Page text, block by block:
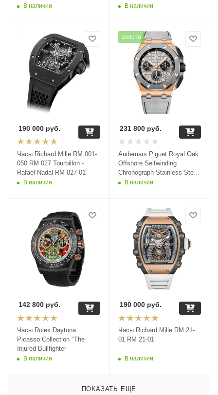
В наличии
26420SO.OO.A029VE.01
В наличии
Часы Richard Mille RM 001-
050 RM 027 Tourbillon -
Rafael Nadal RM 027-01
В наличии
190 000 руб.
золото
Audemars Piguet Royal Oak
Offshore Selfwinding
Chronograph Stainless Steel
42mm
В наличии
231 800руб.
Часы Rolex Daytona
Picasso Collection "The
Injured Bullfighter
В наличии
142 800 руб.
Часы Richard Mille RM 21-
01 RM 21-01
В наличии
190 000руб.
ПОКАЗАТЬ ЕЩЕ